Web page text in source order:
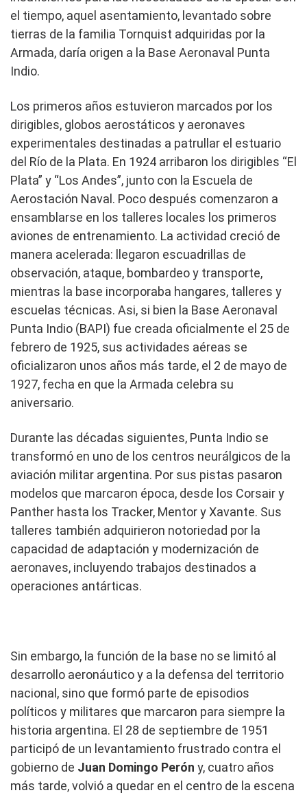
el tiempo, aquel asentamiento, levantado sobre
tierras de la familia Tornquist adquiridas por la
Armada, daría origen a la Base Aeronaval Punta
Indio.
Los primeros años estuvieron marcados por los
dirigibles, globos aerostáticos y aeronaves
experimentales destinadas a patrullar el estuario
del Río de la Plata. En 1924 arribaron los dirigibles “El
Plata” y “Los Andes”, junto con la Escuela de
Aerostación Naval. Poco después comenzaron a
ensamblarse en los talleres locales los primeros
aviones de entrenamiento. La actividad creció de
manera acelerada: llegaron escuadrillas de
observación, ataque, bombardeo y transporte,
mientras la base incorporaba hangares, talleres y
escuelas técnicas. Asi, si bien la Base Aeronaval
Punta Indio (BAPI) fue creada oficialmente el 25 de
febrero de 1925, sus actividades aéreas se
oficializaron unos años más tarde, el 2 de mayo de
1927, fecha en que la Armada celebra su
aniversario.
Durante las décadas siguientes, Punta Indio se
transformó en uno de los centros neurálgicos de la
aviación militar argentina. Por sus pistas pasaron
modelos que marcaron época, desde los Corsair y
Panther hasta los Tracker, Mentor y Xavante. Sus
talleres también adquirieron notoriedad por la
capacidad de adaptación y modernización de
aeronaves, incluyendo trabajos destinados a
operaciones antárticas.
Sin embargo, la función de la base no se limitó al
desarrollo aeronáutico y a la defensa del territorio
nacional, sino que formó parte de episodios
políticos y militares que marcaron para siempre la
historia argentina. El 28 de septiembre de 1951
participó de un levantamiento frustrado contra el
gobierno de Juan Domingo Perón y, cuatro años
más tarde, volvió a quedar en el centro de la escena